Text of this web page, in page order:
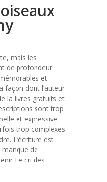
mais les
de profondeur
et
façon dont l’auteur
la livres gratuits et
sont trop
et expressive,
trop complexes
L’écriture est
manque de
Le cri des